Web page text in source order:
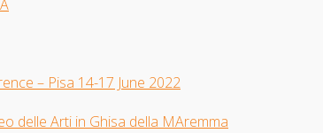
– Pisa 14-17 June 2022
delle Arti in Ghisa della MAremma